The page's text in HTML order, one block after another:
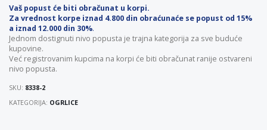
Vaš popust će biti obračunat u korpi.
Za vrednost korpe iznad 4.800 din obraćunaće se popust od 15%
a iznad 12.000 din 30%.
Jednom dostignuti nivo popusta je trajna kategorija za sve buduće
kupovine.
Već registrovanim kupcima na korpi će biti obračunat ranije ostvareni
nivo popusta.
SKU: 8338-2
KATEGORIJA: OGRLICE